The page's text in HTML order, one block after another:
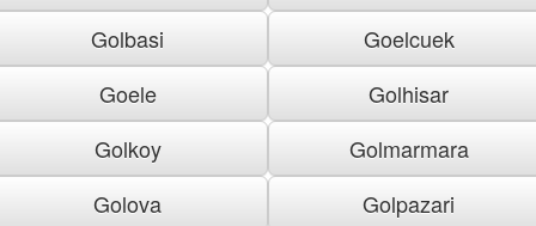
Golbasi
Goelcuek
Goele
Golhisar
Golkoy
Golmarmara
Golova
Golpazari